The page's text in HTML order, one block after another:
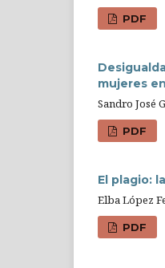
PDF
mujeres
Sandro José
PDF
El plagio:
Elba López
PDF